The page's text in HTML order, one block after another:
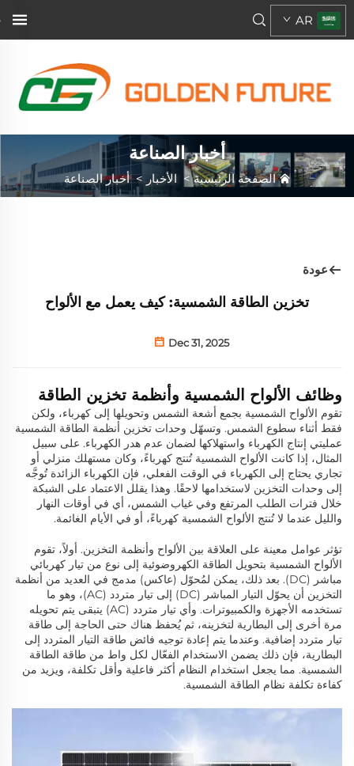
AR
أخبار الصناعة
الصفحة الرئيسية> الأخبار >أخبار الصناعة
عودة
تخزين الطاقة الشمسية: كيف يعمل مع الألواح
Dec 31, 2025
وظائف الألواح الشمسية وأنظمة تخزين الطاقة
تقوم الألواح الشمسية بجمع أشعة الشمس وتحويلها إلى كهرباء، ولكن
فقط أثناء سطوع الشمس. وتسهّل وحدات تخزين أنظمة الطاقة الشمسية
عمليتي إنتاج الكهرباء واستهلاكها لضمان عدم هدر الكهرباء. على سبيل
المثال، إذا كانت الألواح الشمسية تُنتج كهرباءً، وكان مستهلك منزلي أو
تجاري يحتاج إلى الكهرباء في الوقت الفعلي، فإن الكهرباء الزائدة تُوجَّه
إلى وحدات التخزين لاستخدامها لاحقًا. وهذا يقلل الاعتماد على الشبكة
خلال فترات الطلب المرتفع وفي غياب الشمس، أي في أوقات النهار
والليل عندما لا تُنتج الألواح الشمسية كهرباءً، أو في الأيام الغائمة.
تؤثر عوامل معينة على العلاقة بين الألواح وأنظمة التخزين. أولاً، تقوم
الألواح الشمسية بتحويل الطاقة الكهروضوئية إلى نوع من تيار كهربائي
مباشر (DC). بعد ذلك، يمكن لمُحوّل (عاكس) مدمج في العديد من أنظمة
التخزين أن يحوّل التيار المباشر (DC) إلى تيار متردد (AC)، وهو ما
تستخدمه الأجهزة والكمبيوترات. وأي تيار متردد (AC) يتبقى يتم تحويله
مرة أخرى إلى البطارية لتخزينه، ثم يُحفظ هناك حتى الحاجة إلى طاقة
تيار متردد إضافية. وعندما يتم إعادة توجيه فائض طاقة التيار المتردد إلى
البطارية، فإن ذلك يضمن الاستخدام الفعّال لكل واط من طاقة الطاقة
الشمسية. مما يجعل استخدام النظام أكثر فاعلية وأقل تكلفة، ويزيد من
كفاءة تكلفة نظام الطاقة الشمسية.